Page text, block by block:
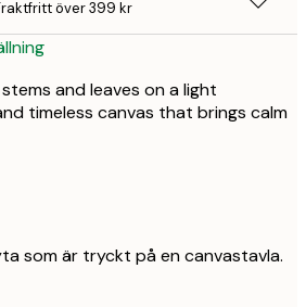
över 399 kr
and leaves on a light
timeless canvas that brings calm
som är tryckt på en canvastavla.